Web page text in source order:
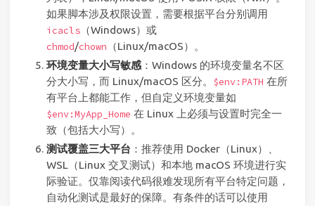
如果脚本涉及权限设置，需要根据平台分别调用
icacls（Windows）或
chmod/chown （Linux/macOS）。
环境变量大小写敏感：Windows 的环境变量名不区
分大小写，而 Linux/macOS 区分。 $env:PATH 在所
有平台上都能工作，但自定义环境变量如
$env:MyApp_Home 在 Linux 上必须与设置时完全一
致（包括大小写）。
测试覆盖三大平台 ：推荐使用 Docker（Linux）、
WSL（Linux 交叉测试）和本地 macOS 环境进行实
际验证。仅靠阅读代码很难发现所有平台特定问题，
自动化测试是最好的保障。有条件的话可以使用